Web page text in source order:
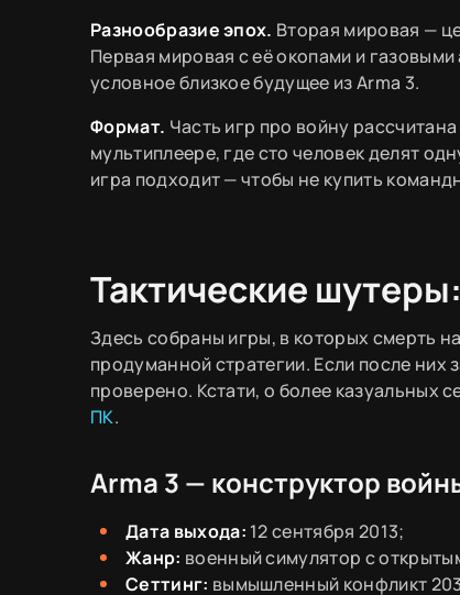
Разнообразие эпох. Вторая мировая —
Первая мировая с её окопами и
условное близкое будущее из Arma 3.
Формат. Часть игр про войну
мультиплеере, где сто человек делят
игра подходит — чтобы не купить
Тактические
Здесь собраны игры, в которых смерть
продуманной стратегии. Если после
проверено. Кстати, о более казуальных
ПК.
Arma 3 — конструктор
Дата выхода: 12 сентября 2013;
Жанр: военный симулятор с
Сеттинг: вымышленный конфликт